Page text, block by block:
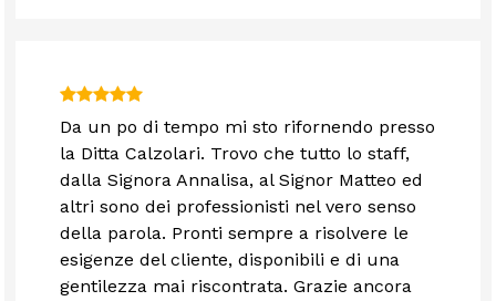
Da un po di tempo mi sto rifornendo presso
la Ditta Calzolari. Trovo che tutto lo staff,
dalla Signora Annalisa, al Signor Matteo ed
altri sono dei professionisti nel vero senso
della parola. Pronti sempre a risolvere le
esigenze del cliente, disponibili e di una
gentilezza mai riscontrata. Grazie ancora